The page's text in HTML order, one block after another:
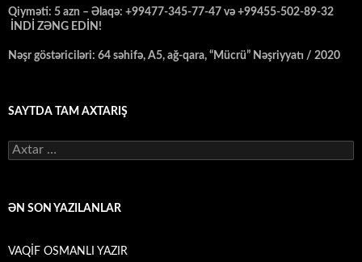
Qiyməti: 5 azn – Əlaqə: +99477-345-77-47 və +99455-502-89-32
İNDİ ZƏNG EDİN!
Nəşr göstəriciləri: 64 səhifə, A5, ağ-qara, “Mücrü” Nəşriyyatı / 2020
SAYTDA TAM AXTARIŞ
Axtarış:
ƏN SON YAZILANLAR
VAQİF OSMANLI YAZIR